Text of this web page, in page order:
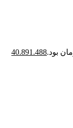
40.891.488